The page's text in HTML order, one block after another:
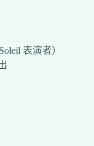
表演者）